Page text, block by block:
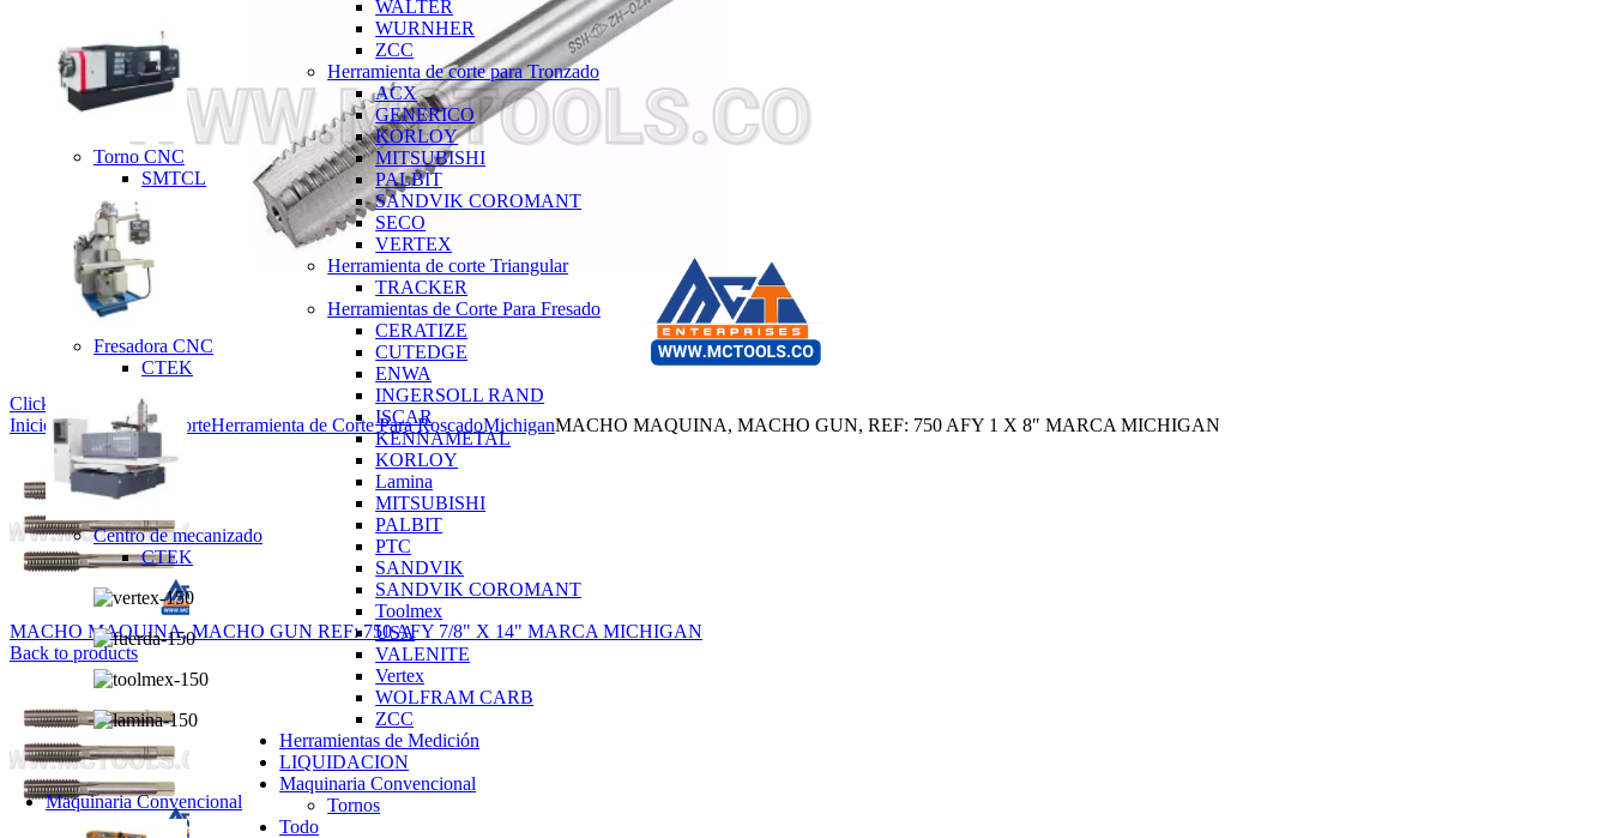
WALTER
WURNHER
ZCC
Herramienta de corte para Tronzado
ACX
GENERICO
KORLOY
MITSUBISHI
PALBIT
SANDVIK COROMANT
SECO
VERTEX
Herramienta de corte Triangular
TRACKER
Herramientas de Corte Para Fresado
CERATIZE
CUTEDGE
ENWA
INGERSOLL RAND
ISCAR
KENNAMETAL
KORLOY
Lamina
MITSUBISHI
PALBIT
PTC
SANDVIK
SANDVIK COROMANT
Toolmex
USA
VALENITE
Vertex
WOLFRAM CARB
ZCC
Herramientas de Medición
LIQUIDACION
Maquinaria Convencional
Tornos
Todo
Torno CNC
SMTCL
Fresadora CNC
CTEK
Centro de mecanizado
CTEK
Maquinaria Convencional
Click to enlarge
Inicio Herramienta de corteHerramienta de Corte Para RoscadoMichiganMACHO MAQUINA, MACHO GUN, REF: 750 AFY 1 X 8″ MARCA MICHIGAN
MACHO MAQUINA, MACHO GUN REF: 750 AFY 7/8" X 14" MARCA MICHIGAN
Back to products